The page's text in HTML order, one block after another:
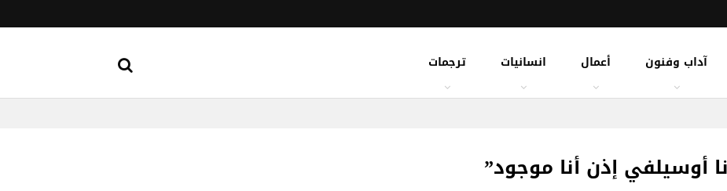
آداب وفنون أعمال انسانيات ترجمات
أوسيلفي إذن أنا موجود”